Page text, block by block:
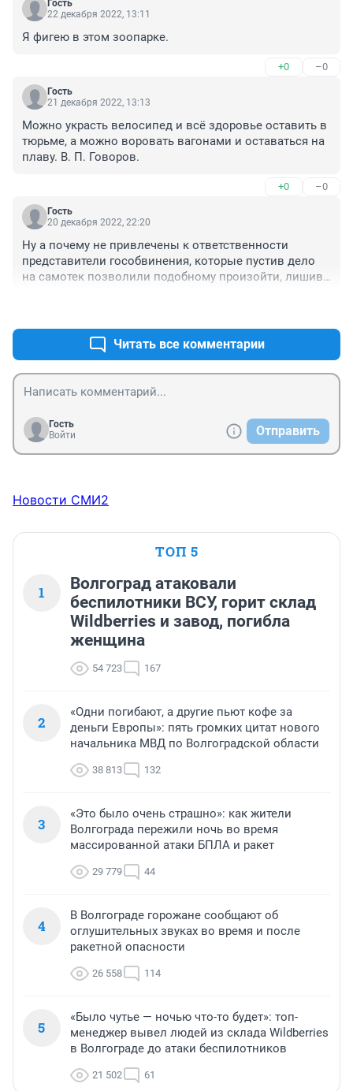
Гость
22 декабря 2022, 13:11
Я фигею в этом зоопарке.
+0 –0
Гость
21 декабря 2022, 13:13
Можно украсть велосипед и всё здоровье оставить в
тюрьме, а можно воровать вагонами и оставаться на
плаву. В. П. Говоров.
+0 –0
Гость
20 декабря 2022, 22:20
Ну а почему не привлечены к ответственности
представители гособвинения, которые пустив дело
на самотек позволили подобному произойти, лишив
Читать все комментарии
Гость
Войти
Отправить
Новости СМИ2
ТОП 5
1
Волгоград атаковали
беспилотники ВСУ, горит склад
Wildberries и завод, погибла
женщина
54 723 167
2
«Одни погибают, а другие пьют кофе за
деньги Европы»: пять громких цитат нового
начальника МВД по Волгоградской области
38 813 132
3
«Это было очень страшно»: как жители
Волгограда пережили ночь во время
массированной атаки БПЛА и ракет
29 779 44
4
В Волгограде горожане сообщают об
оглушительных звуках во время и после
ракетной опасности
26 558 114
5
«Было чутье — ночью что-то будет»: топ-
менеджер вывел людей из склада Wildberries
в Волгограде до атаки беспилотников
21 502 61